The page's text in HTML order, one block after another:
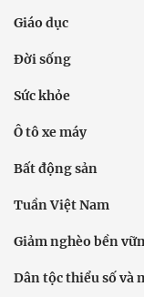
Giáo dục
Đời sống
Sức khỏe
Ô tô xe máy
Bất động sản
Tuần Việt Nam
Giảm nghèo bền
Dân tộc thiểu số và